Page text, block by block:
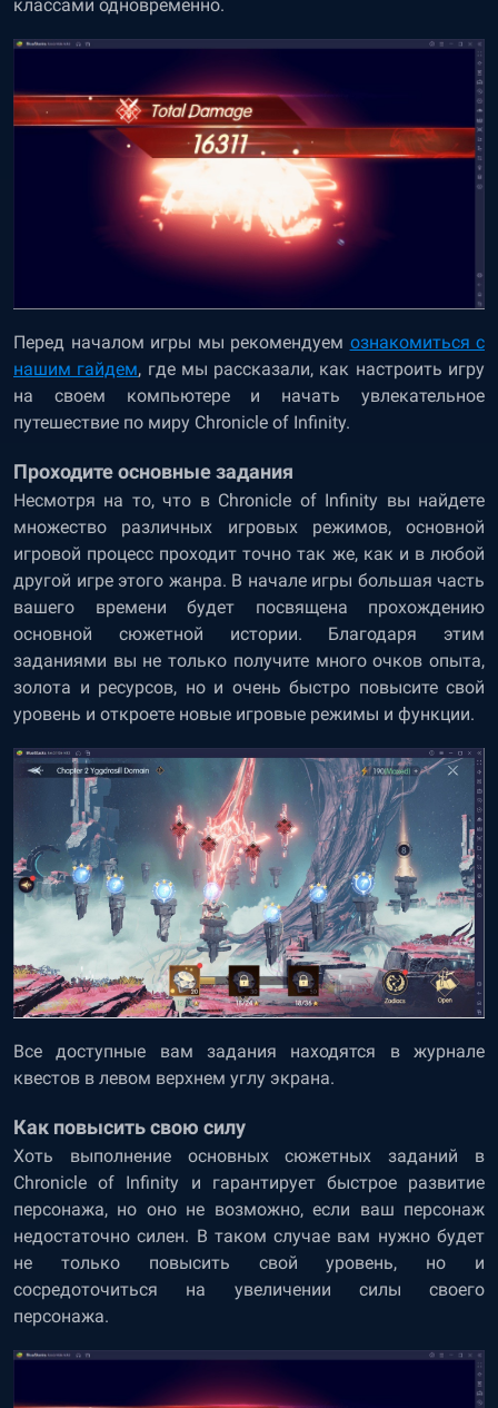
классами одновременно.
Перед началом игры мы рекомендуем ознакомиться с
нашим гайдем, где мы рассказали, как настроить игру
на своем компьютере и начать увлекательное
путешествие по миру Chronicle of Infinity.
Проходите основные задания
Несмотря на то, что в Chronicle of Infinity вы найдете
множество различных игровых режимов, основной
игровой процесс проходит точно так же, как и в любой
другой игре этого жанра. В начале игры большая часть
вашего времени будет посвящена прохождению
основной сюжетной истории. Благодаря этим
заданиями вы не только получите много очков опыта,
золота и ресурсов, но и очень быстро повысите свой
уровень и откроете новые игровые режимы и функции.
Все доступные вам задания находятся в журнале
квестов в левом верхнем углу экрана.
Как повысить свою силу
Хоть выполнение основных сюжетных заданий в
Chronicle of Infinity и гарантирует быстрое развитие
персонажа, но оно не возможно, если ваш персонаж
недостаточно силен. В таком случае вам нужно будет
не только повысить свой уровень, но и
сосредоточиться на увеличении силы своего
персонажа.